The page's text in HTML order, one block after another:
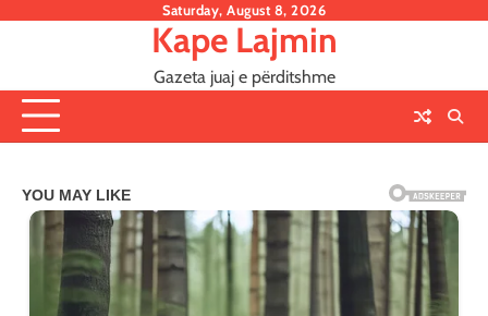
Saturday, August 8, 2026
Kape Lajmin
Gazeta juaj e përditshme